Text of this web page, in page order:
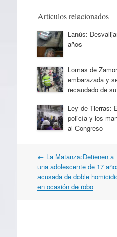
Artículos relacionados
Lanús:
años
Lomas de
embarazada y
recaudado de
Ley de Tierras:
policía y los
al Congreso
Navegación
por
artículos
← La Matanza:Detienen a
una adolescente de 17
acusada de doble
en ocasión de robo